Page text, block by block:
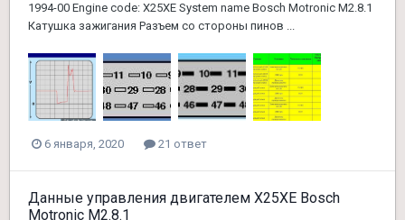
1994-00 Engine code: X25XE System name Bosch Motronic M2.8.1
Катушка зажигания Разъем со стороны пинов ...
6 января, 2020 21 ответ
Данные управления двигателем X25XE Bosch
Motronic M2.8.1